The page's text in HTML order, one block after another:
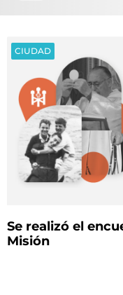
CIUDAD
Se realizó el
Misión